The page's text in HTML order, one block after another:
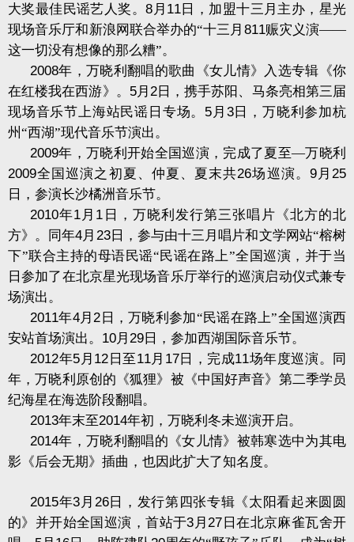
大奖最佳民谣艺人奖。8 月 11 日，加盟十三月主办，星光
现场音乐厅和新浪网联合举办的“十三月 811赈灾义演——
这一切没有想像的那么糟”。
2008年，万晓利翻唱的歌曲《女儿情》入选专辑《你
在红楼我在西游》。 5月 2日，携手苏阳、马条亮相第三届
现场音乐节上海站民谣日专场。 5 月 3日，万晓利参加杭
州“西湖”现代音乐节演出。
2009年，万晓利开始全国巡演，完成了夏至—万晓利
2009全国巡演之初夏、仲夏、夏末共26场巡演。 9月25
日，参演长沙橘洲音乐节。
2010年1 月 1 日，万晓利发行第三张唱片《北方的北
方》。同年4月 23日，参与由十三月唱片和文学网站“榕树
下”联合主持的母语民谣“民谣在路上”全国巡演，并于当
日参加了在北京星光现场音乐厅举行的巡演启动仪式兼专
场演出。
2011年4月2 日，万晓利参加“民谣在路上”全国巡演西
安站首场演出。 10月 29 日，参加西湖国际音乐节。
2012年5 月 12 日至11月 17日，完成11场年度巡演。同
年，万晓利原创的《狐狸》被《中国好声音》第二季学员
纪海星在海选阶段翻唱。
2013年末至2014年初，万晓利冬未巡演开启。
2014年，万晓利翻唱的《女儿情》被韩寒选中为其电
影《后会无期》插曲，也因此扩大了知名度。
2015年3 月 26日，发行第四张专辑《太阳看起来圆圆
的》并开始全国巡演，首站于3 月27 日在北京麻雀瓦舍开